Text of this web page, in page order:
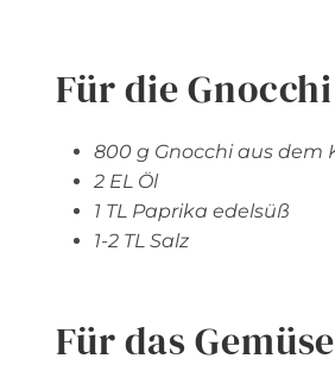
Für die Gnocchi
800 g Gnocchi aus dem
2 EL Öl
1 TL Paprika edelsüß
1-2 TL Salz
Für das Gemüse